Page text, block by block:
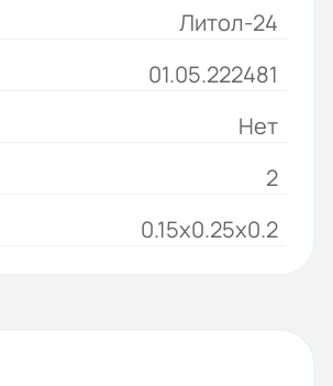
Литол-24
01.05.222481
Нет
2
0.15x0.25x0.2